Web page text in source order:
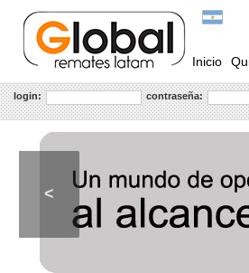
Inicio
login: contraseña:
<